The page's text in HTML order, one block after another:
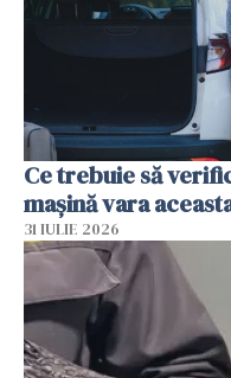
Ce trebuie să
mașină vara
31 IULIE 2026